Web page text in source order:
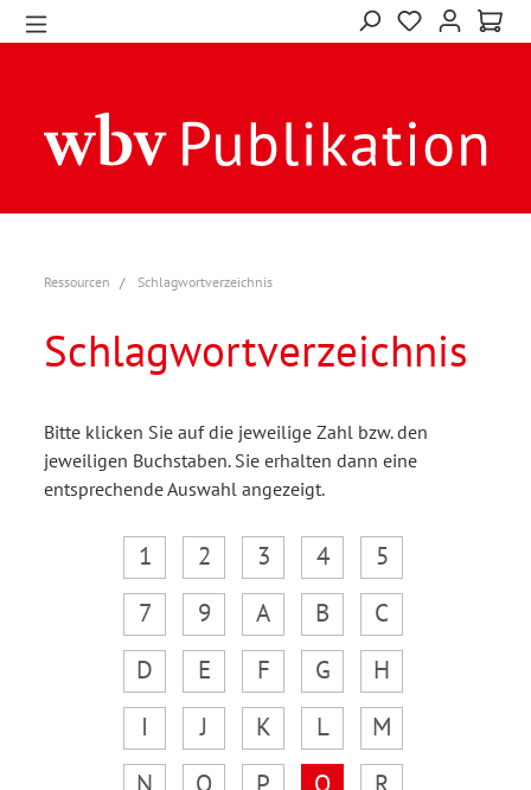
Ressourcen Schlagwortverzeichnis
Schlagwortverzeichnis
Bitte klicken Sie auf die jeweilige Zahl bzw. den
jeweiligen Buchstaben. Sie erhalten dann eine
entsprechende Auswahl angezeigt.
1 2 3 4
5
7
9 A B
C
D
E F G
H
I
J K L
M
N
O P Q
R